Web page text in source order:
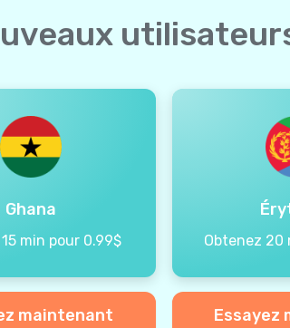
Ghana
min pour 0.99$
maintenant
Obtenez 20
Essayez